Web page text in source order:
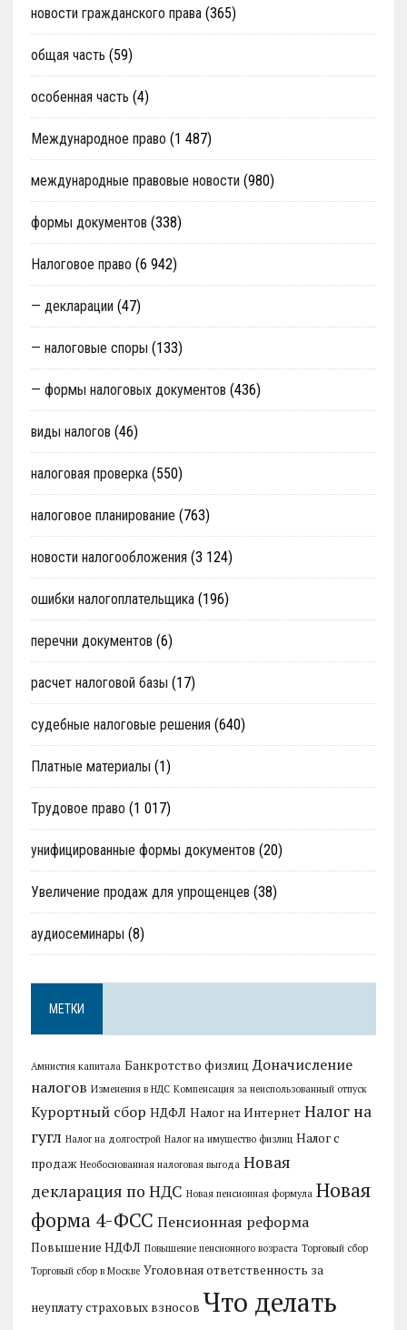
новости гражданского права(365)
общая часть (59)
особенная часть (4)
Международное право (1 487)
международные правовые новости (980)
формы документов (338)
Налоговое право (6 942)
— декларации (47)
— налоговые споры (133)
— формы налоговых документов (436)
виды налогов (46)
налоговая проверка(550)
налоговое планирование (763)
новости налогообложения (3 124)
ошибки налогоплательщика(196)
перечни документов (6)
расчет налоговой базы (17)
судебные налоговые решения (640)
Платные материалы (1)
Трудовое право (1 017)
унифицированные формы документов (20)
Увеличение продаж для упрощенцев (38)
аудиосеминары (8)
МЕТКИ
Амнистия капитала Банкротство физлиц Доначисление
налогов Изменения в НДС Компенсация за неиспользованный отпуск
Курортный сбор НДФЛ Налог на Интернет Налог на
гугл Налог на долгострой Налог на имущество физлиц Налог с
продаж Необоснованная налоговая выгода Новая
декларация по НДС Новая пенсионная формула Новая
форма 4-ФСС Пенсионная реформа
Повышение НДФЛ Повышение пенсионного возраста Торговый сбор
Торговый сбор в Москве Уголовная ответственность за
неуплату страховых взносов Что делать